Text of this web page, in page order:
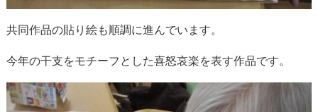
共同作品の貼り絵も順調に進んでいます。
今年の干支をモチーフとした喜怒哀楽を表す作品です。